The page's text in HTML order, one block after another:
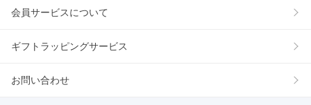
会員サービスについて
ギフトラッピングサービス
お問い合わせ